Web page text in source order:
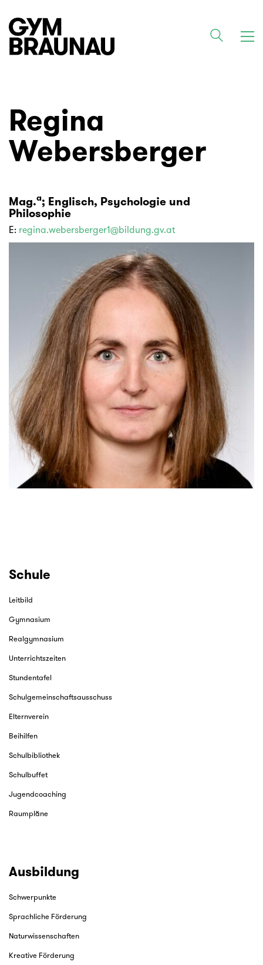
Regina
Webersberger
Mag.a; Englisch, Psychologie und
Philosophie
E: regina.webersberger1@bildung.gv.at
Schule
Leitbild
Gymnasium
Realgymnasium
Unterrichtszeiten
Stundentafel
Schulgemeinschaftsausschuss
Elternverein
Beihilfen
Schulbibliothek
Schulbuffet
Jugendcoaching
Raumpläne
Ausbildung
Schwerpunkte
Sprachliche Förderung
Naturwissenschaften
Kreative Förderung